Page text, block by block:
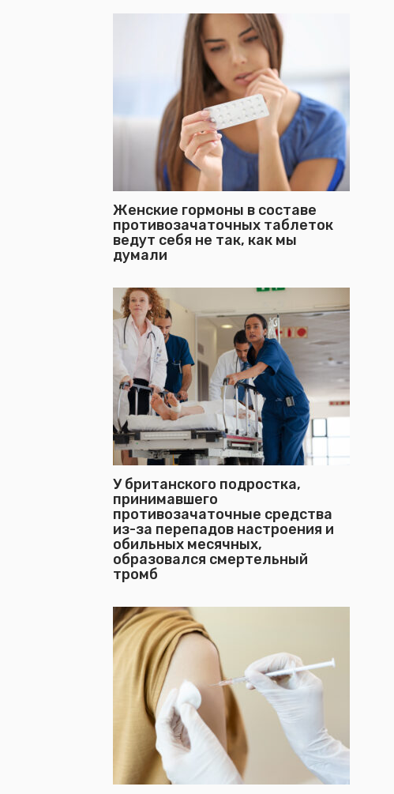
Женские гормоны в составе
противозачаточных таблеток
ведут себя не так, как мы
думали
У британского подростка,
принимавшего
противозачаточные средства
из-за перепадов настроения и
обильных месячных,
образовался смертельный
тромб